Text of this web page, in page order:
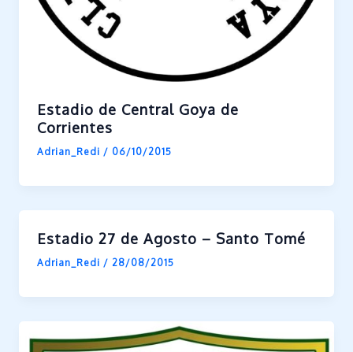
Estadio de Central Goya de
Corrientes
Adrian_Redi / 06/10/2015
Estadio 27 de Agosto – Santo Tomé
Adrian_Redi / 28/08/2015